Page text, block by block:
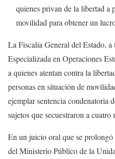
quienes privan de la libertad a
movilidad para obtener un
La Fiscalía General del Estado, a
Especializada en Operaciones
a quienes atentan contra la
personas en situación de
ejemplar sentencia condenatoria
sujetos que secuestraron a
En un juicio oral que se prolongó
del Ministerio Público de la